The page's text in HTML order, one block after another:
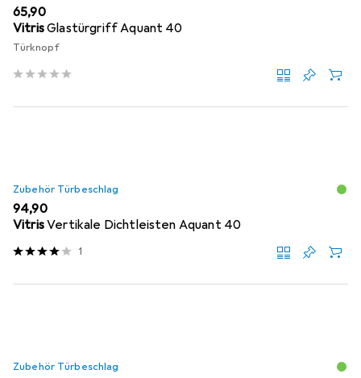
EUR
65,90
VitrisGlastürgriff Aquant 40
Türknopf
Zubehör Türbeschlag
EUR
94,90
VitrisVertikale Dichtleisten Aquant 40
1
Zubehör Türbeschlag